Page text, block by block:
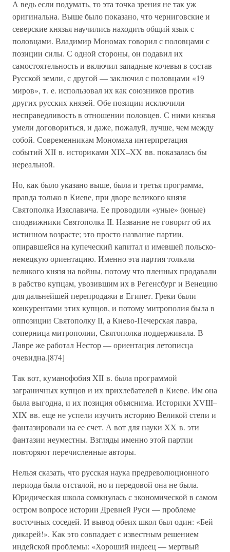
А ведь если подумать, то эта точка зрения не так уж
оригинальна. Выше было показано, что черниговские и
северские князья научились находить общий язык с
половцами. Владимир Мономах говорил с половцами с
позиции силы. С одной стороны, он подавил их
самостоятельность и включил западные кочевья в состав
Русской земли, с другой — заключил с половцами «19
миров», т. е. использовал их как союзников против
других русских князей. Обе позиции исключили
несправедливость в отношении половцев. С ними князья
умели договориться, и даже, пожалуй, лучше, чем между
собой. Современникам Мономаха интерпретация
событий XII в. историками XIX–XX вв. показалась бы
нереальной.
Но, как было указано выше, была и третья программа,
правда только в Киеве, при дворе великого князя
Святополка Изяславича. Ее проводили «уные» (юные)
сподвижники Святополка II. Название не говорит об их
истинном возрасте; это просто название партии,
опиравшейся на купеческий капитал и имевшей польско-
немецкую ориентацию. Именно эта партия толкала
великого князя на войны, потому что пленных продавали
в рабство купцам, увозившим их в Регенсбург и Венецию
для дальнейшей перепродажи в Египет. Греки были
конкурентами этих купцов, и потому митрополия была в
оппозиции Святополку II, а Киево-Печерская лавра,
соперница митрополии, Святополка поддерживала. В
Лавре же работал Нестор — ориентация летописца
очевидна.[874]
Так вот, куманофобия XII в. была программой
заграничных купцов и их прихлебателей в Киеве. Им она
была выгодна, и их позиция объяснима. Историки XVIII–
XIX вв. еще не успели изучить историю Великой степи и
фантазировали на ее счет. А вот для науки XX в. эти
фантазии неуместны. Взгляды именно этой партии
повторяют перечисленные авторы.
Нельзя сказать, что русская наука предреволюционного
периода была отсталой, но и передовой она не была.
Юридическая школа сомкнулась с экономической в самом
остром вопросе истории Древней Руси — проблеме
восточных соседей. И вывод обеих школ был один: «Бей
дикарей!». Как это совпадает с известным решением
индейской проблемы: «Хороший индеец — мертвый